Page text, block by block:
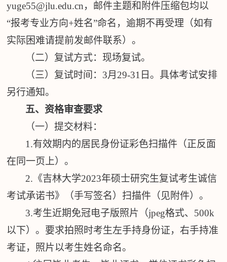
yuge55@jlu.edu.cn， 邮件主题和附件压缩包均以
“报考专业方向+姓名”命名，逾期不再受理（如有
实际困难请提前发邮件联系）。
（二）复试方式： 现场复试。
（三）复试时间 ： 3月29-31 日。 具体考试安排
另行通知。
五、资格审查要求
（一）提交材料：
1.有效期内的居民身份证彩色扫描件（正反面
在同一页上）。
2. 《吉林大学2023年硕士研究生复试考生诚信
考试承诺书》（手写签名）扫描件（见附件）。
3.考生近期免冠电子版照片（jpeg格式、500k
以下）。要求拍照时考生左手持身份证，右手持准
考证，照片以考生姓名命名。